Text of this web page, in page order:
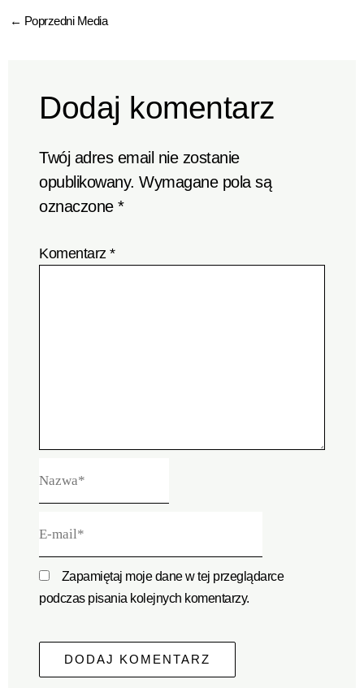
← Poprzedni Media
Dodaj komentarz
Twój adres email nie zostanie
opublikowany. Wymagane pola są
oznaczone*
Komentarz*
mail*
Zapamiętaj moje dane w tej przeglądarce
podczas pisania kolejnych komentarzy.